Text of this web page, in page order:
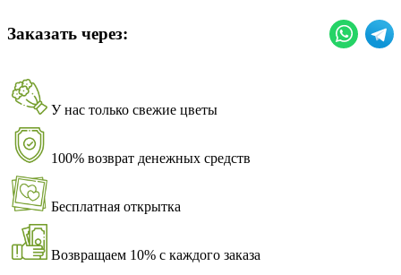
Заказать через:
У нас только свежие цветы
100% возврат денежных средств
Бесплатная открытка
Возвращаем 10% с каждого заказа